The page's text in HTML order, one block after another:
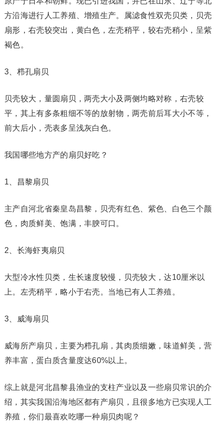
方沿海进行人工养殖、增殖生产。属滤食性双壳贝类，贝壳
扇形，右壳较突出，黄白色，左壳稍平，较右壳稍小，呈紫
褐色。
3、栉孔扇贝
贝壳较大，量圆扇贝，两壳大小及两侧均略对称，右壳较
平，其上有多条粗细不等的放射物，两壳前后耳大小不等，
前大后小，壳表多呈浅灰白色。
我国哪些地方产的扇贝好吃？
1、昌黎扇贝
主产自河北省秦皇岛昌黎，贝壳有红色、紫色、白色三个颜
色，肉质鲜美、饱满，丰腴可口。
2、长海虾夷扇贝
大型冷水性贝类，生长速度较慢，贝壳较大，达10厘米以
上。左壳稍平，略小于右壳。当地已有人工养殖。
3、威海扇贝
威海所产扇贝，主要为栉孔扇，其肉质细嫩，味道鲜美，营
养丰富，蛋白质含量度达60%以上。
综上就是河北昌黎县渔业的支柱产业以及一些扇贝常识的介
绍，其实我国沿海地区都有产扇贝，且很多地方已实现人工
养殖，你们最喜欢吃哪一种扇贝肉呢？